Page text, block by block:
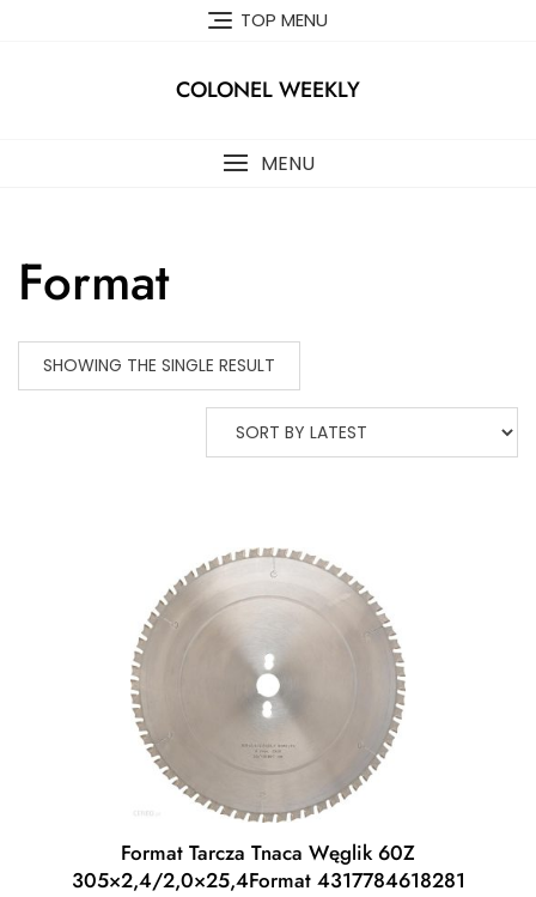
TOP MENU
COLONEL WEEKLY
MENU
Format
SHOWING THE SINGLE RESULT
Format Tarcza Tnaca Węglik 60Z
305×2,4/2,0×25,4Format 4317784618281